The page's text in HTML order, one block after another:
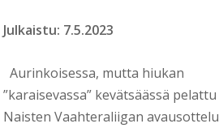
Julkaistu: 7.5.2023
Aurinkoisessa, mutta hiukan
”karaisevassa” kevätsäässä pelattu
Naisten Vaahteraliigan avausottelu